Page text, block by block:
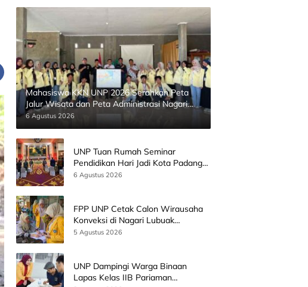
Mahasiswa KKN UNP 2026 Serahkan Peta
Jalur Wisata dan Peta Administrasi Nagari
Paninggahan
6 Agustus 2026
UNP Tuan Rumah Seminar
Pendidikan Hari Jadi Kota Padang
Bersama Wamen Diktisainstek dan
6 Agustus 2026
FPP UNP Cetak Calon Wirausaha
Konveksi di Nagari Lubuak
Batingkok Limapuluh Kota
5 Agustus 2026
UNP Dampingi Warga Binaan
Lapas Kelas IIB Pariaman